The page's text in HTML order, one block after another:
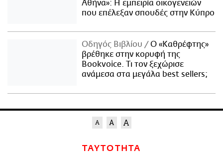
Αθήνα»: Η εμπειρία οικογενειών
που επέλεξαν σπουδές στην Κύπρο
Οδηγός Βιβλίου
Ο «Καθρέφτης»
βρέθηκε στην κορυφή της
Bookvoice. Τι τον ξεχώρισε
ανάμεσα στα μεγάλα best sellers;
ΤΑΥΤΟΤΗΤΑ